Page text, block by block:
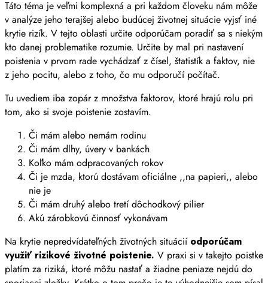
Táto téma je veľmi komplexná a pri každom človeku nám môže
v analýze jeho terajšej alebo budúcej životnej situácie vyjsť iné
krytie rizík. V tejto oblasti určite odporúčam poradiť sa s niekým
kto danej problematike rozumie. Určite by mal pri nastavení
poistenia v prvom rade vychádzať z čísel, štatistík a faktov, nie
z jeho pocitu, alebo z toho, čo mu odporučí počítač.
Tu uvediem iba zopár z množstva faktorov, ktoré hrajú rolu pri
tom, ako si svoje poistenie zostavím.
Či mám alebo nemám rodinu
Či mám dlhy, úvery v bankách
Koľko mám odpracovaných rokov
Či je mzda, ktorú dostávam oficiálne ,,na papieri,, alebo
nie je
Či mám druhý alebo tretí dôchodkový pilier
Akú zárobkovú činnosť vykonávam
Na krytie nepredvídateľných životných situácií odporúčam
využiť rizikové životné poistenie. V praxi si v takejto poistke
platím za riziká, ktoré môžu nastať a žiadne peniaze nejdú do